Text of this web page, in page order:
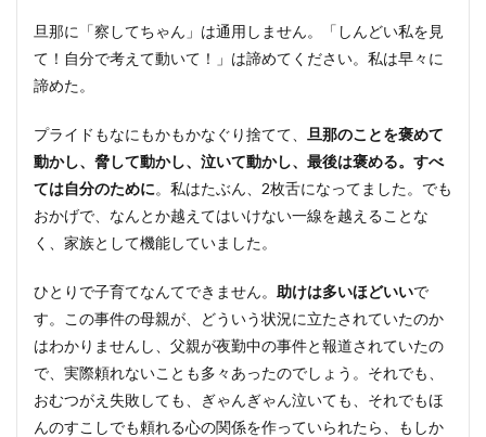
旦那に「察してちゃん」は通用しません。「しんどい私を見
て！自分で考えて動いて！」は諦めてください。私は早々に
諦めた。
プライドもなにもかもかなぐり捨てて、 旦那のことを褒めて
動かし、脅して動かし、泣いて動かし、最後は褒める。すべ
ては自分のために。私はたぶん、2枚舌になってました。でも
おかげで、なんとか越えてはいけない一線を越えることな
く、家族として機能していました。
ひとりで子育てなんてできません。 助けは多いほどいいで
す。この事件の母親が、どういう状況に立たされていたのか
はわかりませんし、父親が夜勤中の事件と報道されていたの
で、実際頼れないことも多々あったのでしょう。それでも、
おむつがえ失敗しても、ぎゃんぎゃん泣いても、それでもほ
んのすこしでも頼れる心の関係を作っていられたら、もしか